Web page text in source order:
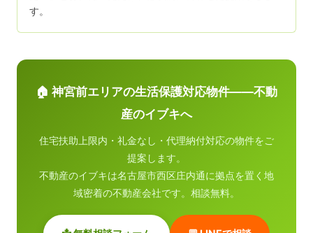
す。
🏠 神宮前エリアの生活保護対応物件——不動
産のイブキへ
住宅扶助上限内・礼金なし・代理納付対応の物件をご
提案します。
不動産のイブキは名古屋市西区庄内通に拠点を置く地
域密着の不動産会社です。相談無料。